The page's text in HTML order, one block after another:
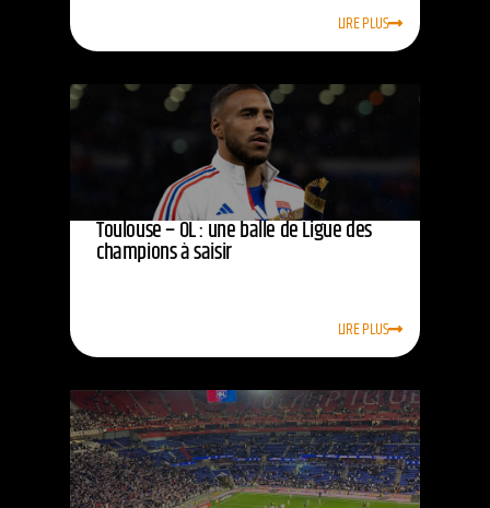
LIRE PLUS
Toulouse – OL : une balle de Ligue des
champions à saisir
LIRE PLUS